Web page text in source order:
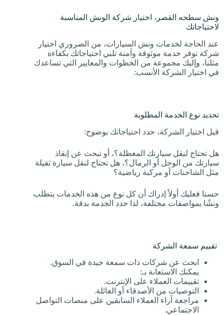
ونش سطحه القصر، اختيار شركة الونش المناسبة
لاحتياجاتك
عند الحاجة لخدمات ونش السيارات، من الضروري اختيار
شركة توفر خدمة موثوقة وآمنة تلبي احتياجاتك بكفاءة
مثلنا، وإليك مجموعة من الخطوات والمعايير التي تساعدك
في اختيار الشركة الأنسب:
تحديد نوع الخدمة المطلوبة
قبل اختيار الشركة، حدد احتياجاتك بوضوح:
هل تحتاج لنقل سيارتك المعطلة؟، أو تبحث عن إنقاذ
سيارتك من الوحل أو الرمال؟، هل تحتاج لنقل سيارة ثقيلة
مثل الشاحنات أو مركبة رياضية؟
حسنا فعليك أولاً إدراك أن كل نوع من هذه الخدمات يتطلب
ونشًا بمواصفات مختلفة، لذا حدد الخدمة بدقة.
تقييم سمعة الشركة
ابحث عن شركات ذات سمعة جيدة في السوق.
يمكنك الاستعانة بـ:
تقييمات العملاء على الإنترنت.
التوصيات من الأصدقاء أو العائلة.
مراجعة آراء العملاء السابقين على منصات التواصل
الاجتماعي.